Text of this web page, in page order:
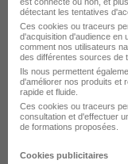
Chalon-sur-
Voir l’offre
détectant les tentatives
Ces cookies ou traceurs
d'acquisition d'audience en
comment nos utilisateurs
des différentes sources de
Ils nous permettent
d'améliorer nos produits et
rapide et fluide.
Ces cookies ou traceurs
consultation et d'effectuer
de formations proposées.
Cookies publicitaires